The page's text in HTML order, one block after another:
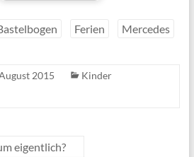
Ferien Mercedes
2015
Kinder
eigentlich?